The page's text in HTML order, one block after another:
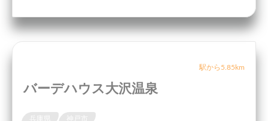
駅から5.85km
バーデハウス大沢温泉